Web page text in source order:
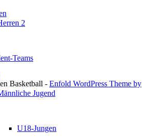
2
Teams
Jugend
U18-Jungen
Basketball - Enfold WordPress Theme by